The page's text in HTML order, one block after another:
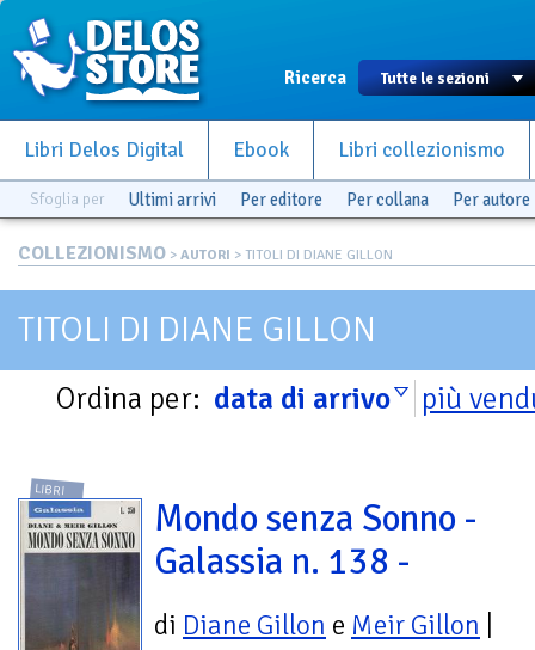
Ricerca
Libri Delos Digital Ebook Libri collezionismo
Sfoglia per Ultimi arrivi Per editore Per collana Per autore
COLLEZIONISMO > AUTORI > TITOLI DI DIANE GILLON
TITOLI DI DIANE GILLON
Ordina per: data di arrivo più
LIBRI
Mondo senza Sonno -
Galassia n. 138 -
di Diane Gillon e Meir Gillon